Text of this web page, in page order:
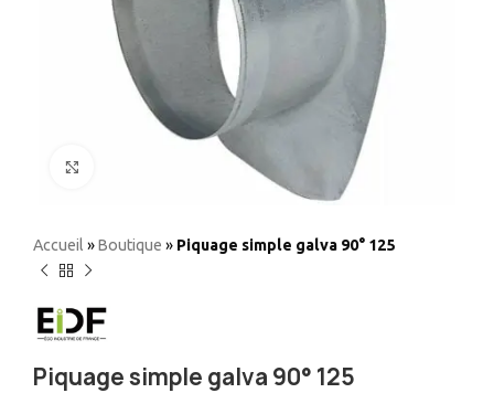
Accueil »Boutique » Piquage simple galva 90° 125
Piquage simple galva 90° 125